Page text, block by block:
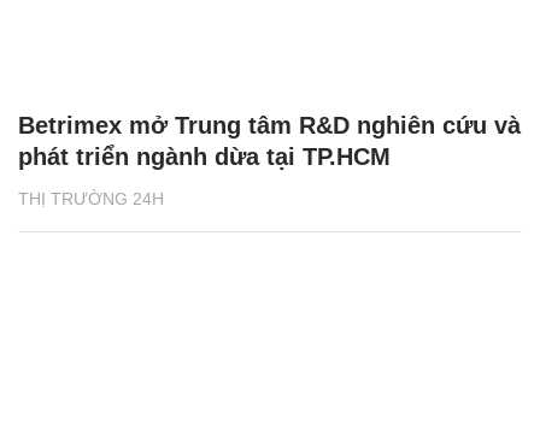
THỊ TRƯỜNG 24H
Betrimex mở Trung tâm R&D nghiên cứu và
phát triển ngành dừa tại TP.HCM